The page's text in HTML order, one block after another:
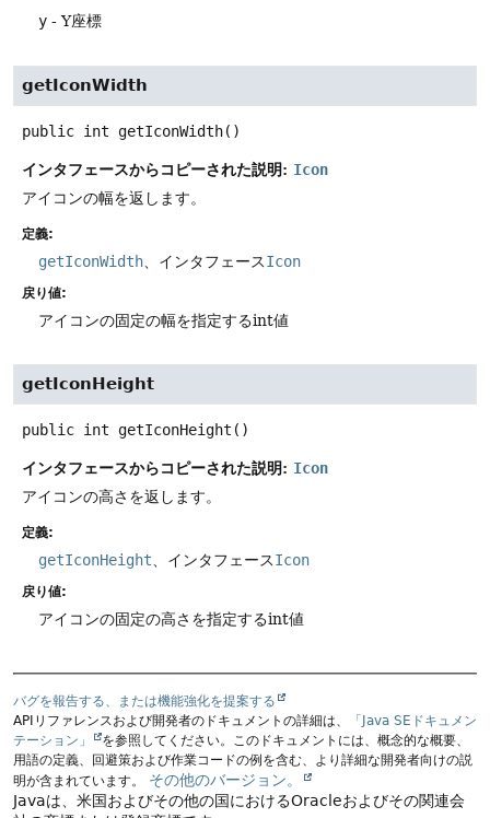
y - Y座標
getIconWidth
public int getIconWidth()
インタフェースからコピーされた説明: Icon
アイコンの幅を返します。
定義:
getIconWidth 、インタフェースIcon
戻り値:
アイコンの固定の幅を指定するint値
getIconHeight
public int getIconHeight ()
インタフェースからコピーされた説明: Icon
アイコンの高さを返します。
定義:
getIconHeight 、インタフェースIcon
戻り値:
アイコンの固定の高さを指定するint値
バグを報告する、または機能強化を提案する
APIリファレンスおよび開発者のドキュメントの詳細は、
「Java SEドキュメン
テーション」
を参照してください。このドキュメントには、概念的な概要、
用語の定義、回避策および作業コードの例を含む、より詳細な開発者向けの説
明が含まれています。
その他のバージョン。
Javaは、米国およびその他の国におけるOracleおよびその関連会